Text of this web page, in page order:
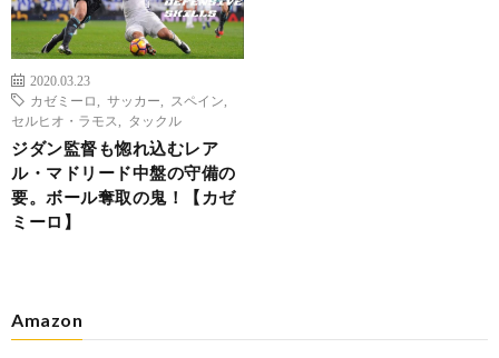
2020.03.23
カゼミーロ
サッカー スペイン
セルヒオ・ラモス
タックル
ジダン監督も惚れ込むレア
ル・マドリード中盤の守備の
要。ボール奪取の鬼！【カゼ
ミーロ】
Amazon